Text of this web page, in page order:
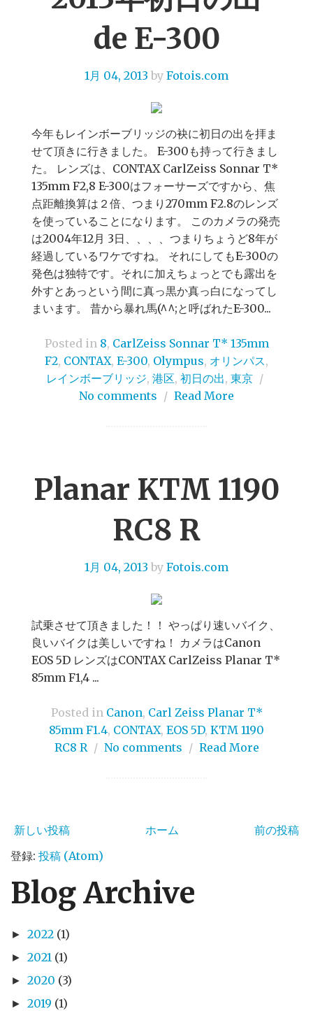
de E-300
1月 04, 2013 by Fotois.com
今年もレインボーブリッジの袂に初日の出を拝ま
せて頂きに行きました。 E-300も持って行きまし
た。 レンズは、CONTAX CarlZeiss Sonnar T*
135mm F2,8 E-300はフォーサーズですから、焦
点距離換算は２倍、つまり270mm F2.8のレンズ
を使っていることになります。 このカメラの発売
は2004年12月 3日、、、、つまりちょうど8年が
経過しているワケですね。 それにしてもE-300の
発色は独特です。それに加えちょっとでも露出を
外すとあっという間に真っ黒か真っ白になってし
まいます。 昔から暴れ馬(^^;と呼ばれたE-300...
Posted in 8, CarlZeiss Sonnar T* 135mm
F2, CONTAX, E-300, Olympus, オリンパス,
レインボーブリッジ, 港区, 初日の出, 東京 /
No comments / Read More
Planar KTM 1190
RC8 R
1月 04, 2013 by Fotois.com
試乗させて頂きました！！ やっぱり速いバイク、
良いバイクは美しいですね！ カメラはCanon
EOS 5D レンズはCONTAX CarlZeiss Planar T*
85mm F1,4 ...
Posted in Canon, Carl Zeiss Planar T*
85mm F1.4, CONTAX, EOS 5D, KTM 1190
RC8 R / No comments / Read More
新しい投稿 前の投稿
ホーム
登録: 投稿 (Atom)
Blog Archive
► 2022 (1)
► 2021 (1)
► 2020 (3)
► 2019 (1)